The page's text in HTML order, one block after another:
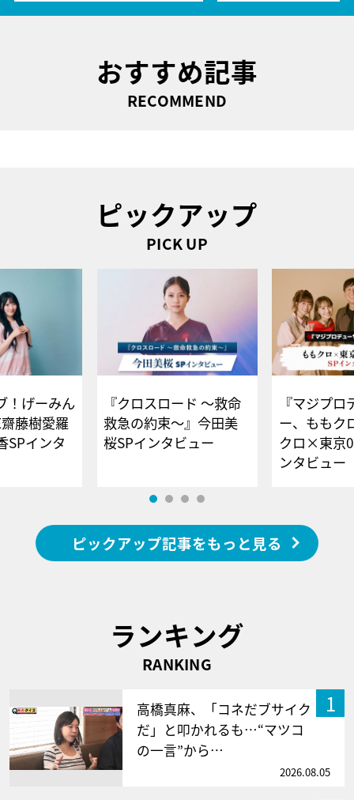
おすすめ記事
RECOMMEND
ピックアップ
PICK UP
！げーみん
藤樹愛羅
SPインタ
『クロスロード ～救命
救急の約束～』今田美
桜SPインタビュー
『マジプロ
ー、ももク
クロ×東京
ンタビュー
ピックアップ記事をもっと見る
ランキング
RANKING
1
高橋真麻、「コネだブサイク
だ」と叩かれるも…“マツコ
の一言”から…
2026.08.05